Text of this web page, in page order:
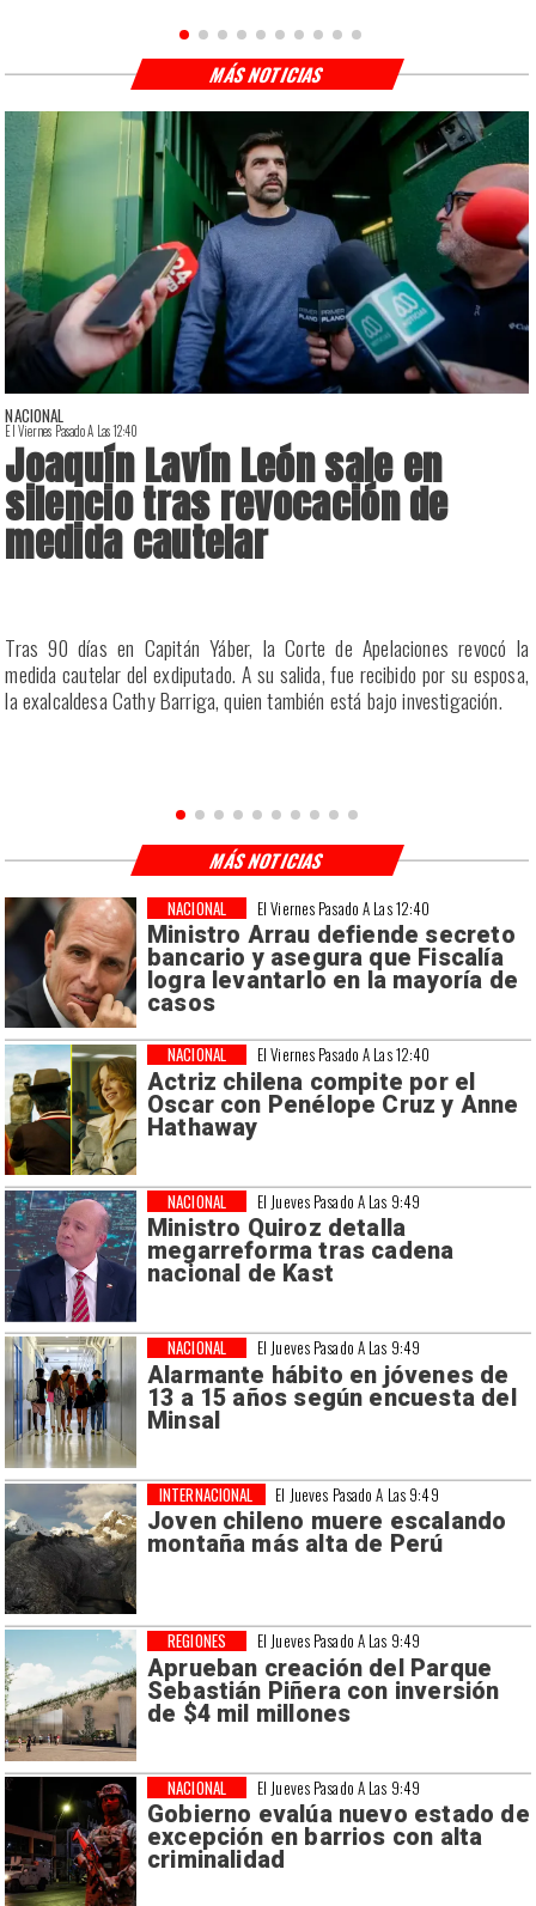
NACIONAL
El Viernes Pasado A Las 12:40
Joaquín Lavín León sale en
silencio tras revocación de
medida cautelar
Tras 90 días en Capitán Yáber, la Corte de Apelaciones revocó la
medida cautelar del exdiputado. A su salida, fue recibido por su esposa,
la exalcaldesa Cathy Barriga, quien también está bajo investigación.
MÁS NOTICIAS
El Viernes Pasado A Las 12:40
Ministro Arrau defiende secreto
bancario y asegura que Fiscalía
logra levantarlo en la mayoría de
casos
NACIONAL
El Viernes Pasado A Las 12:40
Actriz chilena compite por el
Oscar con Penélope Cruz y Anne
Hathaway
NACIONAL
El Jueves Pasado A Las 9:49
Ministro Quiroz detalla
megarreforma tras cadena
nacional de Kast
NACIONAL
El Jueves Pasado A Las 9:49
Alarmante hábito en jóvenes de
13 a 15 años según encuesta del
Minsal
NACIONAL
El Jueves Pasado A Las 9:49
Joven chileno muere escalando
montaña más alta de Perú
INTERNACIONAL
El Jueves Pasado A Las 9:49
Aprueban creación del Parque
Sebastián Piñera con inversión
de $4 mil millones
REGIONES
El Jueves Pasado A Las 9:49
Gobierno evalúa nuevo estado de
excepción en barrios con alta
criminalidad
NACIONAL
MÁS NOTICIAS